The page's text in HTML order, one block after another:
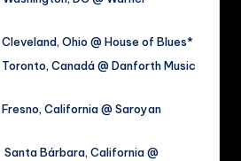
Ohio @ House of Blues*
Canadá @ Danforth Music
California @ Saroyan
Bárbara, California @